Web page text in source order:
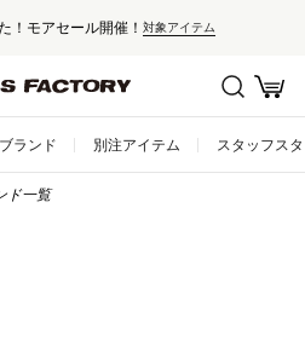
！モアセール開催！ 対象アイテム
ブランド 別注アイテム スタッフス
ド一覧